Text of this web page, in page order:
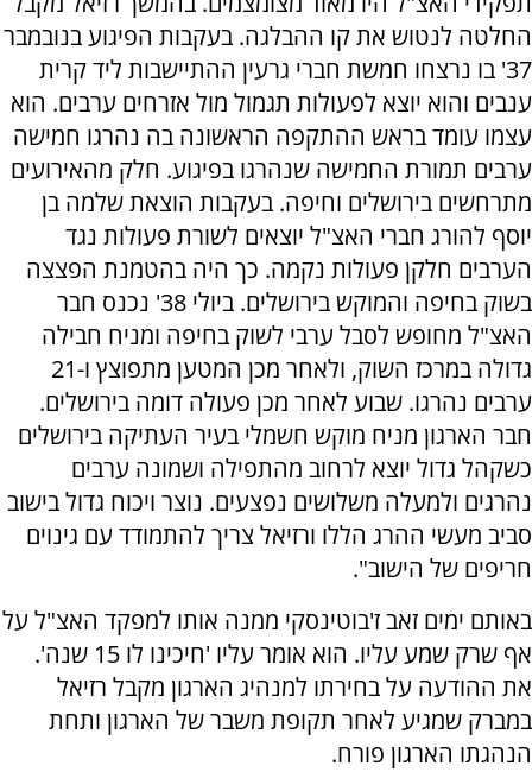
החלטה לנטוש את קו ההבלגה. בעקבות הפיגוע בנובמבר
37' בו נרצחו חמשת חברי גרעין ההתיישבות ליד קרית
ענבים והוא יוצא לפעולות תגמול מול אזרחים ערבים. הוא
עצמו עומד בראש ההתקפה הראשונה בה נהרגו חמישה
ערבים תמורת החמישה שנהרגו בפיגוע. חלק מהאירועים
מתרחשים בירושלים וחיפה. בעקבות הוצאת שלמה בן
יוסף להורג חברי האצ"ל יוצאים לשורת פעולות נגד
הערבים חלקן פעולות נקמה. כך היה בהטמנת הפצצה
בשוק בחיפה והמוקש בירושלים. ביולי 38' נכנס חבר
האצ"ל מחופש לסבל ערבי לשוק בחיפה ומניח חבילה
גדולה במרכז השוק, ולאחר מכן המטען מתפוצץ ו-21
ערבים נהרגו. שבוע לאחר מכן פעולה דומה בירושלים.
חבר הארגון מניח מוקש חשמלי בעיר העתיקה בירושלים
כשקהל גדול יוצא לרחוב מהתפילה ושמונה ערבים
נהרגים ולמעלה משלושים נפצעים. נוצר ויכוח גדול בישוב
סביב מעשי ההרג הללו ורזיאל צריך להתמודד עם גינוים
חריפים של הישוב".
באותם ימים זאב ז'בוטינסקי ממנה אותו למפקד האצ"ל על
אף שרק שמע עליו. הוא אומר עליו 'חיכינו לו 15 שנה'.
את ההודעה על בחירתו למנהיג הארגון מקבל רזיאל
במברק שמגיע לאחר תקופת משבר של הארגון ותחת
הנהגתו הארגון פורח.